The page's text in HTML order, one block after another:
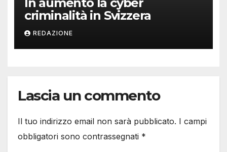
criminalità in Svizzera
REDAZIONE
Lascia un commento
Il tuo indirizzo email non sarà pubblicato. I campi
obbligatori sono contrassegnati *